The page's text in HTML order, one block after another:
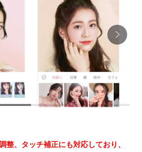
整、タッチ補正にも対応しており、